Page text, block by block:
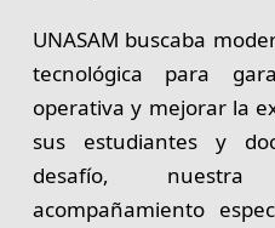
UNASAM buscaba
tecnológica para
operativa y mejorar la
sus estudiantes y
desafío,
acompañamiento